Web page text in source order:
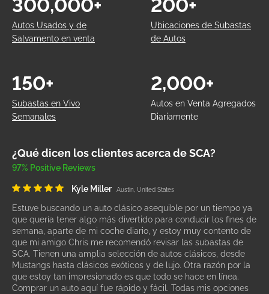
Autos Usados y de
Salvamento en venta
300,000+
Ubicaciones de Subastas
de Autos
200+
Subastas en Vivo
Semanales
150+
Autos en Venta Agregados
Diariamente
2,000+
¿Qué dicen los clientes acerca de SCA?
97% Positive Reviews
Kyle Miller Austin, United States
Estuve buscando un auto clásico asequible por un tiempo ya
que quería tener algo más divertido para conducir los fines de
semana, aparte de mi coche diario, y estoy muy contento de
que mi amigo Chris me recomendó revisar las subastas de
SCA. Tienen una amplia selección de autos clásicos, desde
Mustangs hasta clásicos exóticos y de lujo. Otra razón por la
que estoy tan impresionado es que todo se hace en línea.
Comprar un auto aquí fue rápido y fácil. Todas mis opciones